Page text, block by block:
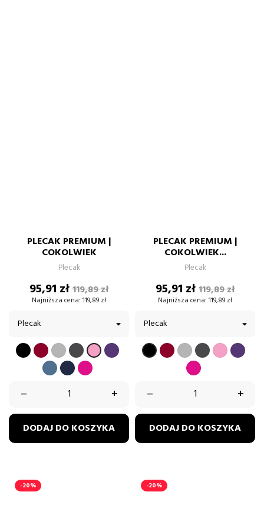
PLECAK PREMIUM |
COKOLWIEK
Plecak
Cena
95,91 złCena
podstawowa
119,89 zł
Najniższa cena: 119,89 zł
CZARNYBORDOWY
SZARYGRAFITPUDROWYFIOLETOWY
BŁĘKITNYGRANATOWY
FUKSJA
– +
DODAJ DO KOSZYKA
PLECAK PREMIUM |
COKOLWIEK...
Plecak
Cena
95,91 złCena
119,89 zł
Najniższa cena: 119,89 zł
CZARNYBORDOWY
SZARYGRAFIT
FUKSJA
– +
DODAJ DO KOSZYKA
-20% -20%